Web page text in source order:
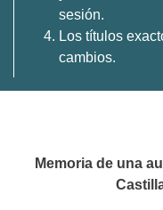
sesión.
Los títulos
cambios.
Memoria de una